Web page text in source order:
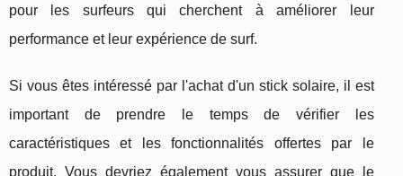
pour les surfeurs qui cherchent à améliorer leur
performance et leur expérience de surf.
Si vous êtes intéressé par l'achat d'un stick solaire, il est
important de prendre le temps de vérifier les
caractéristiques et les fonctionnalités offertes par le
produit. Vous devriez également vous assurer que le